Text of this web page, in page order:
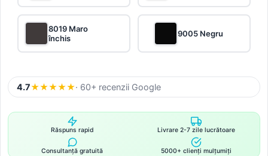
8019 Maro
închis
9005 Negru
4.7★★★★★· 60+ recenzii Google
Răspuns rapid Livrare 2-7 zile lucrătoare
Consultanță gratuită 5000+ clienți mulțumiți